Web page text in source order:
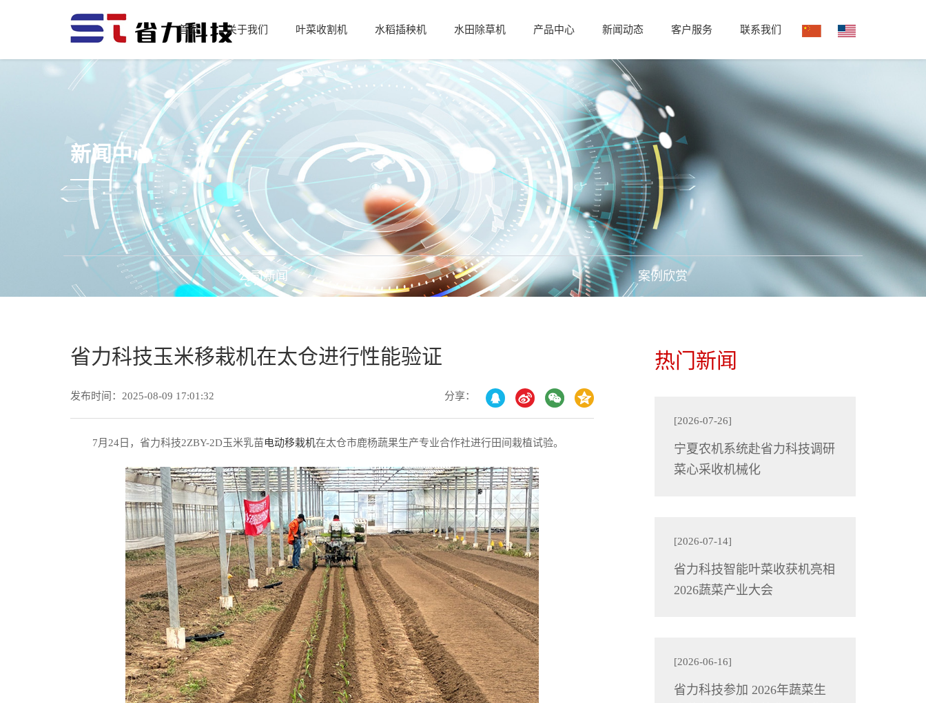
首页 关于我们 叶菜收割机 水稻插秧机 水田除草机 产品中心 新闻动态 客户服务 联系我们
新闻中心
公司新闻 案例欣赏
省力科技玉米移栽机在太仓进行性能验证
发布时间：2025-08-09 17:01:32 分享：
7月24日，省力科技2ZBY-2D玉米乳苗电动移栽机在太仓市鹿杨蔬果生产专业合作社进行田间栽植试验。
热门新闻
[2026-07-26]
宁夏农机系统赴省力科技调研
菜心采收机械化
[2026-07-14]
省力科技智能叶菜收获机亮相
2026蔬菜产业大会
[2026-06-16]
省力科技参加 2026年蔬菜生